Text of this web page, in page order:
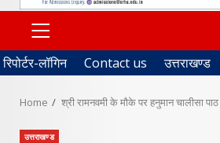
PRIMARY
MENU
रिपोर्टर-लॉगिन Contact us उत्तराखण्ड
Home श्री रामनवमी के मौके पर हनुमान चालीसा पाठ
उत्तराखण्ड